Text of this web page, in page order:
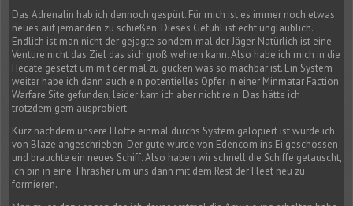
Das Adrenalin hab ich dennoch gespürt. Für mich ist es immer noch etwas
neues auf jemanden zu schießen. Dieses Gefühl ist echt unglaublich.
Endlich ist man nicht der gejagte sondern mal der Jäger. Natürlich ist eine
Venture nicht das Ziel das sich groß wehren kann. Also habe ich mich in die
Hecate gesetzt um mit der mal zu gucken was so machbar ist. Ein System
weiter habe ich dann auch ein potentielles Opfer in einer Minmatar Faction
Warfare Site gefunden, leider kam ich aber nicht rein. Das hätte ich
trotzdem gern ausprobiert.
Kurz nachdem unsere Flotte einmal durchs System galopiert ist wurde ich
von Blaze angeschrieben. Der gute wurde von Edencom ins Ei geschossen
und brauchte ein neues Schiff. Also haben wir schnell die Schiffe getauscht,
ich bin in eine Thrasher um uns dann mit dem Rest der Fleet neu zu
formieren.